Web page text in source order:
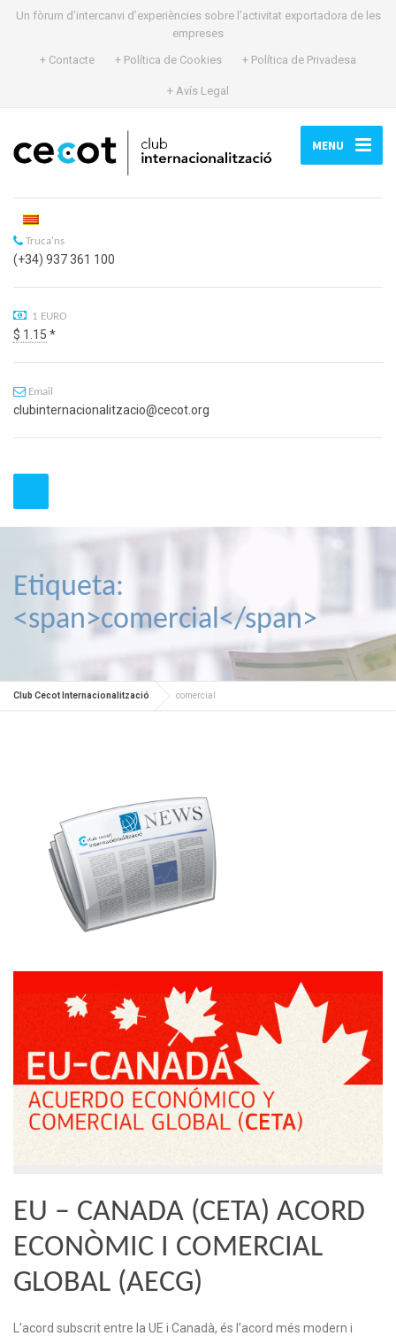
Un fòrum d’intercanvi d’experiències sobre l’activitat exportadora de les
empreses
+ Contacte
+ Política de Cookies + Política de Privadesa
+ Avís Legal
MENU
Truca'ns
(+34) 937 361 100
1 EURO
$ 1.15 *
Email
clubinternacionalitzacio@cecot.org
Etiqueta:
<span>comercial</span>
Club Cecot Internacionalització comercial
EU – CANADA (CETA) ACORD
ECONÒMIC I COMERCIAL
GLOBAL (AECG)
L’acord subscrit entre la UE i Canadà, és l’acord més modern i